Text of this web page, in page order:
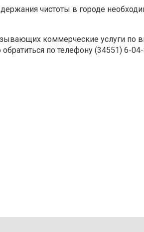
чистоты в городе
коммерческие услуги по
по телефону (34551) 6-